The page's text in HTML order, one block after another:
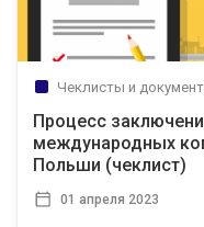
Чеклисты и
Процесс
международных
Польши (чеклист)
01 апреля 2023